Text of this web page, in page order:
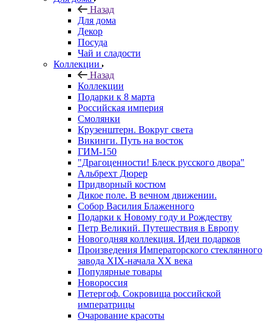
Назад
Для дома
Декор
Посуда
Чай и сладости
Коллекции
Назад
Коллекции
Подарки к 8 марта
Российская империя
Смолянки
Крузенштерн. Вокруг света
Викинги. Путь на восток
ГИМ-150
"Драгоценности! Блеск русского двора"
Альбрехт Дюрер
Придворный костюм
Дикое поле. В вечном движении.
Собор Василия Блаженного
Подарки к Новому году и Рождеству
Петр Великий. Путешествия в Европу
Новогодняя коллекция. Идеи подарков
Произведения Императорского стеклянного
завода XIX-начала XX века
Популярные товары
Новороссия
Петергоф. Сокровища российской
императрицы
Очарование красоты